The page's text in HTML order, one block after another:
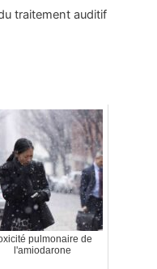
traitement auditif
pulmonaire de
l'amiodarone